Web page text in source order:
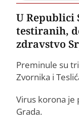
U Republici
testiranih,
zdravstvo
Preminule su
Zvornika i
Virus korona je
Grada.